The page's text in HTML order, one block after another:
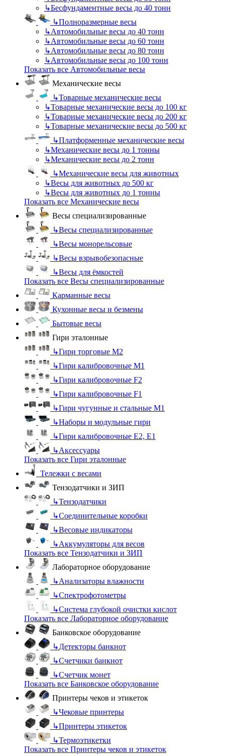
↳Бесфундаментные весы до 40 тонн
↳Полноразмерные весы
↳Автомобильные весы до 40 тонн
↳Автомобильные весы до 60 тонн
↳Автомобильные весы до 80 тонн
↳Автомобильные весы до 100 тонн
Показать все Автомобильные весы
Механические весы
↳Товарные механические весы
↳Товарные механические весы до 100 кг
↳Товарные механические весы до 200 кг
↳Товарные механические весы до 500 кг
↳Платформенные механические весы
↳Механические весы до 1 тонны
↳Механические весы до 2 тонн
↳Механические весы для животных
↳Весы для животных до 500 кг
↳Весы для животных до 1 тонны
Показать все Механические весы
Весы специализированные
↳Весы специализированные
↳Весы монорельсовые
↳Весы взрывобезопасные
↳Весы для ёмкостей
Показать все Весы специализированные
Карманные весы
Кухонные весы и безмены
Бытовые весы
Гири эталонные
↳Гири торговые М2
↳Гири калибровочные М1
↳Гири калибровочные F2
↳Гири калибровочные F1
↳Гири чугунные и стальные М1
↳Наборы и модульные гири
↳Гири калибровочные E2, Е1
↳Аксессуары
Показать все Гири эталонные
Тележки с весами
Тензодатчики и ЗИП
↳Тензодатчики
↳Соединительные коробки
↳Весовые индикаторы
↳Аккумуляторы для весов
Показать все Тензодатчики и ЗИП
Лабораторное оборудование
↳Анализаторы влажности
↳Спектрофотометры
↳Система глубокой очистки кислот
Показать все Лабораторное оборудование
Банковское оборудование
↳Детекторы банкнот
↳Счетчики банкнот
↳Счетчик монет
Показать все Банковское оборудование
Принтеры чеков и этикеток
↳Чековые принтеры
↳Принтеры этикеток
↳Термоэтикетки
Показать все Принтеры чеков и этикеток